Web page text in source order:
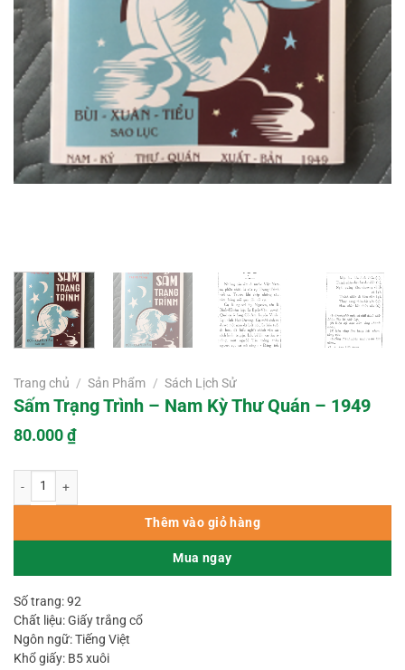
Trang chủ / Sản Phẩm / Sách Lịch Sử
Sấm Trạng Trình – Nam Kỳ Thư Quán – 1949
80.000₫
Thêm vào giỏ hàng
Mua ngay
Số trang: 92
Chất liệu: Giấy trắng cổ
Ngôn ngữ: Tiếng Việt
Khổ giấy: B5 xuôi